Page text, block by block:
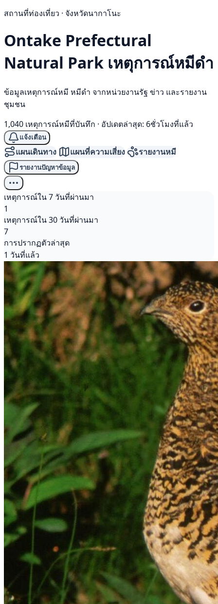
สถานที่ท่องเที่ยว · จังหวัดนากาโนะ
Ontake Prefectural
Natural Park เหตุการณ์หมีดำ
ข้อมูลเหตุการณ์หมี หมีดำ จากหน่วยงานรัฐ ข่าว และรายงาน
ชุมชน
1,040 เหตุการณ์หมีที่บันทึก · อัปเดตล่าสุด: 6ชั่วโมงที่แล้ว
แจ้งเตือน
แผนเดินทาง แผนที่ความเสี่ยง รายงานหมี
รายงานปัญหาข้อมูล
เหตุการณ์ใน 7 วันที่ผ่านมา
1
เหตุการณ์ใน 30 วันที่ผ่านมา
7
การปรากฏตัวล่าสุด
1 วันที่แล้ว